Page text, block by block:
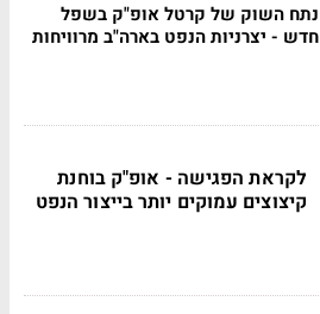
נתח השוק של קרטל אופ"ק בשפל
חדש - יצרניות הנפט בארה"ב מרוויחות
לקראת הפגישה - אופ"ק בוחנת
קיצוצים עמוקים יותר בייצור הנפט